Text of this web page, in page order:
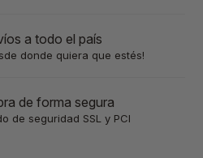
a todo el país
donde quiera que estés!
de forma segura
de seguridad SSL y PCI